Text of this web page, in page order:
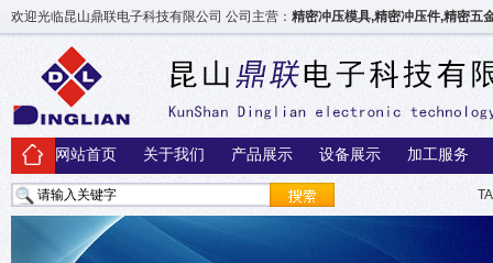
欢迎光临昆山鼎联电子科技有限公司 公司主营： 精密冲压模具,精密冲压件,精密五
网站首页 关于我们 产品展示 设备展示 加工服务